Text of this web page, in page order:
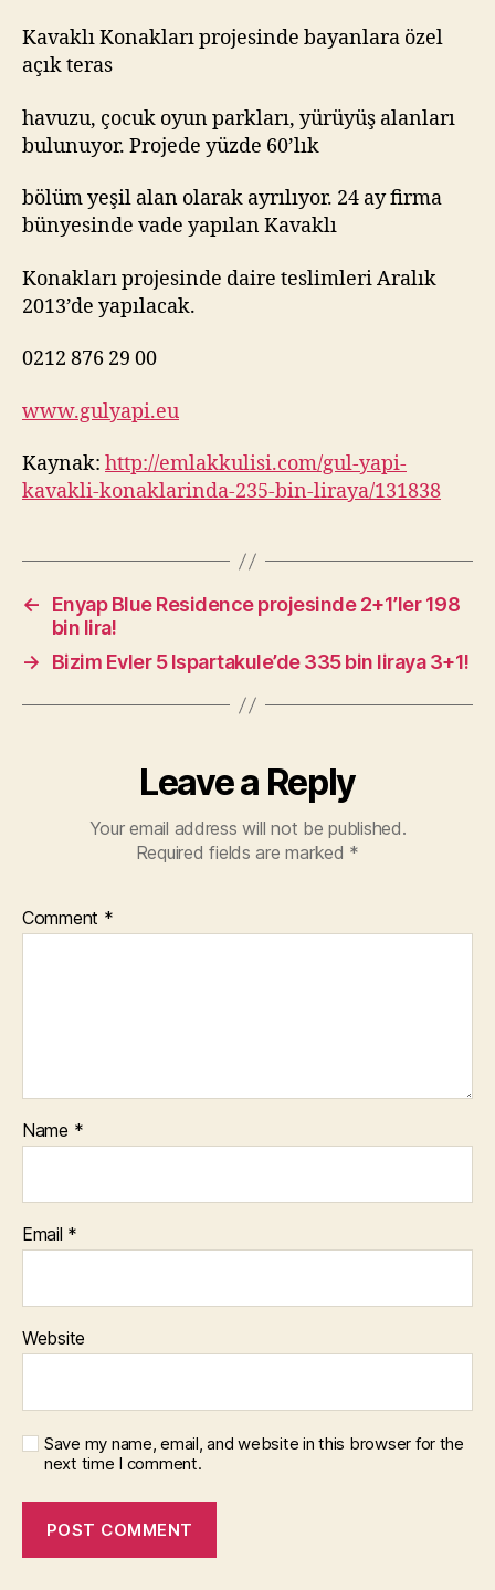
Kavaklı Konakları projesinde bayanlara özel
açık teras
havuzu, çocuk oyun parkları, yürüyüş alanları
bulunuyor. Projede yüzde 60’lık
bölüm yeşil alan olarak ayrılıyor. 24 ay firma
bünyesinde vade yapılan Kavaklı
Konakları projesinde daire teslimleri Aralık
2013’de yapılacak.
0212 876 29 00
www.gulyapi.eu
Kaynak: http://emlakkulisi.com/gul-yapi-
kavakli-konaklarinda-235-bin-liraya/131838
←
Enyap Blue Residence projesinde 2+1’ler 198
bin lira!
→
Bizim Evler 5 Ispartakule’de 335 bin liraya 3+1!
Leave a Reply
Your email address will not be published.
Required fields are marked *
Comment *
Name *
Email *
Website
Save my name, email, and website in this browser for the
next time I comment.